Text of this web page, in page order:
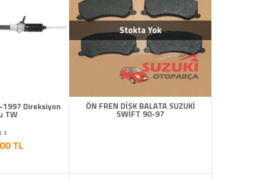
Direksiyon
TW
3
TL
Stokta Yok
ÖN FREN DİSK BALATA SUZUKİ
SWİFT 90-97